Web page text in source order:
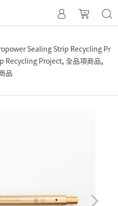
Sealing Strip Recycling Pr
Recycling Project, 全品項商品,
品